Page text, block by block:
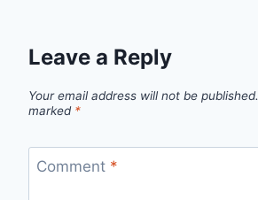
Leave a Reply
Your email address will not be published.
marked *
Comment *